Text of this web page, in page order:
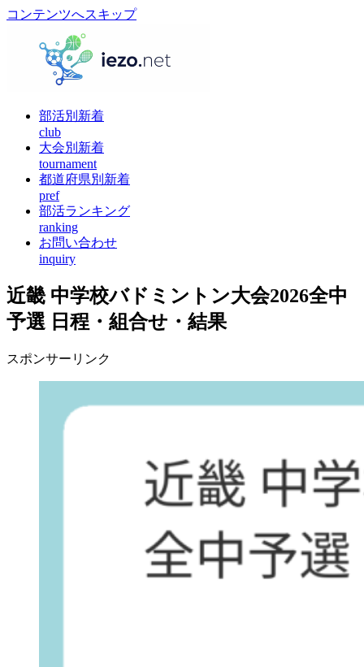
コンテンツへスキップ
部活別新着
club
大会別新着
tournament
都道府県別新着
pref
部活ランキング
ranking
お問い合わせ
inquiry
近畿 中学校バドミントン大会2026全中
予選 日程・組合せ・結果
スポンサーリンク